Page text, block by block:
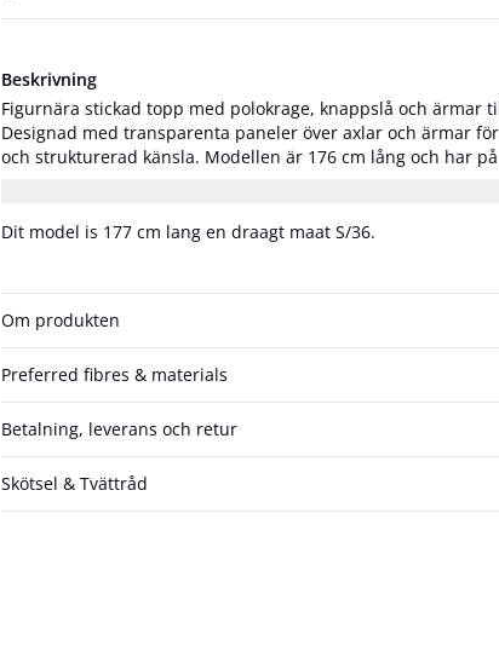
Beskrivning
Figurnära stickad topp med polokrage, knappslå och ärmar
Designad med transparenta paneler över axlar och ärmar
och strukturerad känsla. Modellen är 176 cm lång och har på sig storlek
Dit model is 177 cm lang en draagt maat S/36.
Om produkten
Preferred fibres & materials
Betalning, leverans och retur
Skötsel & Tvättråd